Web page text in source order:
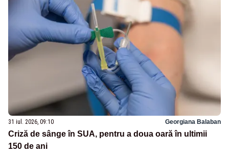
31 iul. 2026, 09:10 Georgiana Balaban
Criză de sânge în SUA, pentru a doua oară în ultimii
150 de ani